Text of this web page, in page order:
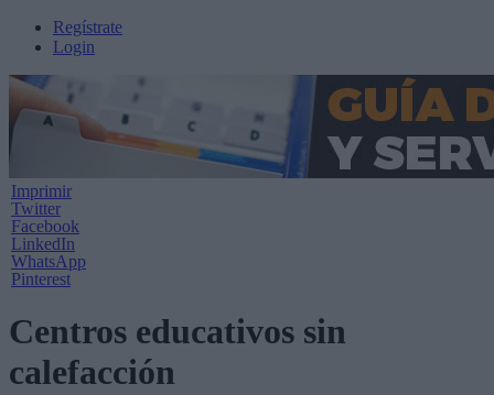
Regístrate
Login
Imprimir
Twitter
Facebook
LinkedIn
WhatsApp
Pinterest
Centros educativos sin
calefacción